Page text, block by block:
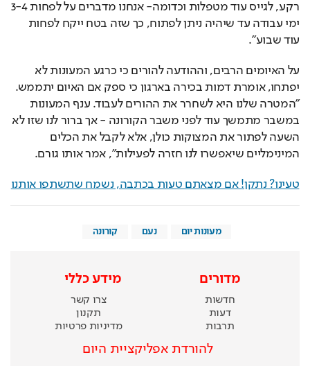
רקע, לגייס עוד מטפלות וכדומה- אנחנו מדברים על לפחות 3-4
ימי עבודה עד שיהיה ניתן לפתוח, כך שזה בטח ייקח לפחות
עוד שבוע".
על האיומים הרבים, וההודעה להורים כי כרגע המעונות לא
יפתחו, אומרת דמות בכירה בארגון כי ספק אם האיום יתממש.
"המטרה שלנו היא לשחרר את ההורים לעבוד. ענף המעונות
במשבר מתמשך עוד לפני משבר הקורונה - אך ברור לנו שזו לא
השעה לפתור את המצוקות כולן, אלא לקבל את הכלים
המינימליים שיאפשרו לנו חזרה לפעילות", אמר אותו גורם.
טעינו? נתקן! אם מצאתם טעות בכתבה, נשמח שתשתפו אותנו
מעונות יום נעם קורונה
מדורים
חדשות
דעות
תרבות
מידע כללי
צרו קשר
תקנון
מדיניות פרטיות
להורדת אפליקציית היום